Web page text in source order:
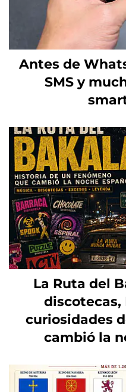
Antes de
SMS y
La Ruta del
discotecas,
curiosidades
cambió la